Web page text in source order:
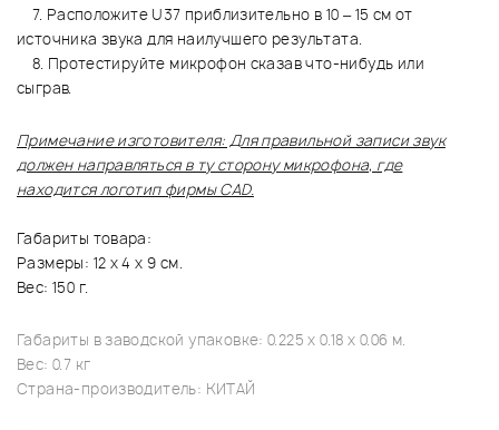
7. Расположите U37 приблизительно в 10 – 15 см от
источника звука для наилучшего результата.
8. Протестируйте микрофон сказав что-нибудь или
сыграв.
Примечание изготовителя: Для правильной записи звук
должен направляться в ту сторону микрофона, где
находится логотип фирмы CAD.
Габариты товара:
Размеры: 12 х 4 х 9 см.
Вес: 150 г.
Габариты в заводской упаковке: 0.225 x 0.18 x 0.06 м.
Вес: 0.7 кг
Страна-производитель: КИТАЙ